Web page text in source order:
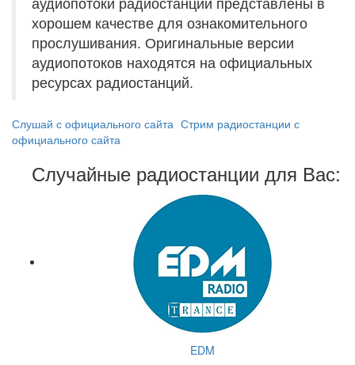
хорошем качестве для ознакомительного
прослушивания. Оригинальные версии
аудиопотоков находятся на официальных
ресурсах радиостанций.
Слушай с официального сайта Стрим радиостанции с
официального сайта
Случайные радиостанции для Вас:
EDM